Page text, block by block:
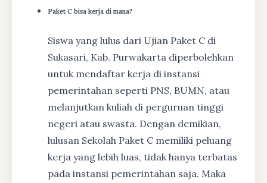
Paket C bisa kerja di mana?
Siswa yang lulus dari Ujian Paket C di
Sukasari, Kab. Purwakarta diperbolehkan
untuk mendaftar kerja di instansi
pemerintahan seperti PNS, BUMN, atau
melanjutkan kuliah di perguruan tinggi
negeri atau swasta. Dengan demikian,
lulusan Sekolah Paket C memiliki peluang
kerja yang lebih luas, tidak hanya terbatas
pada instansi pemerintahan saja. Maka